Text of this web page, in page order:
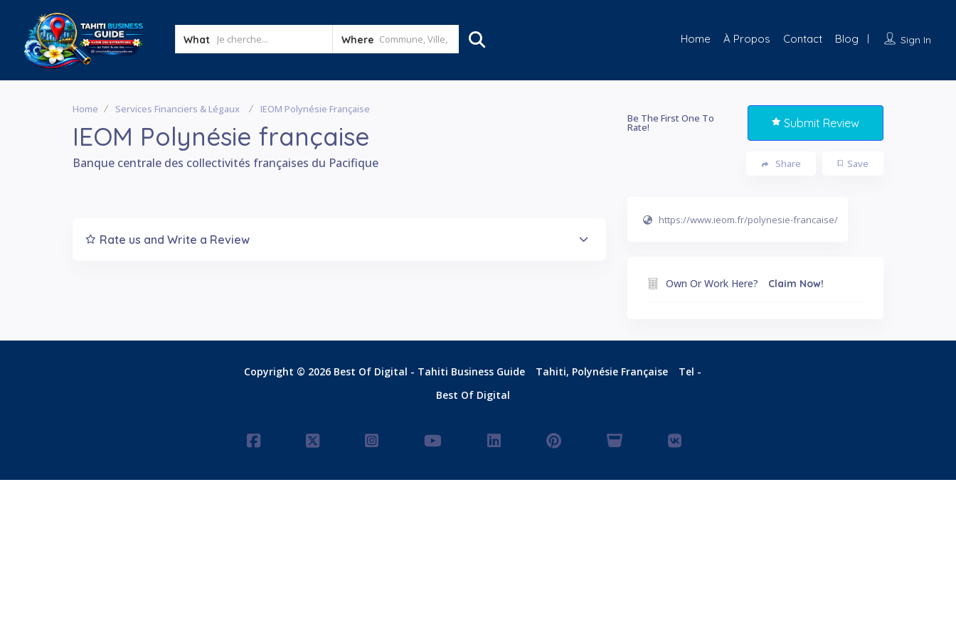
What Where Sign In
Home À Propos Contact Blog
Home Services Financiers & Légaux IEOM Polynésie Française
IEOM Polynésie française
Banque centrale des collectivités françaises du Pacifique
Be The First One To
Rate! Submit Review
Save
Share
Rate us and Write a Review
https://www.ieom.fr/polynesie-francaise/
Own Or Work Here? Claim Now!
Copyright © 2026 Best Of Digital - Tahiti Business Guide Tahiti, Polynésie Française
Tel -
Best Of Digital